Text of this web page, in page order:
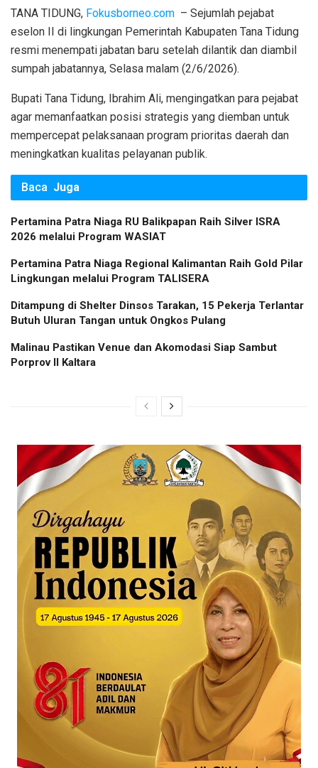
TANA TIDUNG, Fokusborneo.com – Sejumlah pejabat
eselon II di lingkungan Pemerintah Kabupaten Tana Tidung
resmi menempati jabatan baru setelah dilantik dan diambil
sumpah jabatannya, Selasa malam (2/6/2026).
Bupati Tana Tidung, Ibrahim Ali, mengingatkan para pejabat
agar memanfaatkan posisi strategis yang diemban untuk
mempercepat pelaksanaan program prioritas daerah dan
meningkatkan kualitas pelayanan publik.
Baca Juga
Pertamina Patra Niaga RU Balikpapan Raih Silver ISRA
2026 melalui Program WASIAT
Pertamina Patra Niaga Regional Kalimantan Raih Gold Pilar
Lingkungan melalui Program TALISERA
Ditampung di Shelter Dinsos Tarakan, 15 Pekerja Terlantar
Butuh Uluran Tangan untuk Ongkos Pulang
Malinau Pastikan Venue dan Akomodasi Siap Sambut
Porprov II Kaltara